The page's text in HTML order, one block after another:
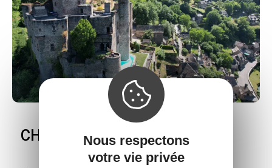
CHATEAU DE BELCASTEL
Nous respectons
votre vie privée